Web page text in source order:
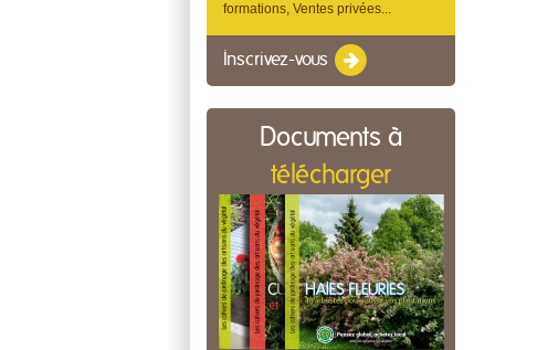
formations, Ventes privées...
Inscrivez-vous
Documents à
télécharger